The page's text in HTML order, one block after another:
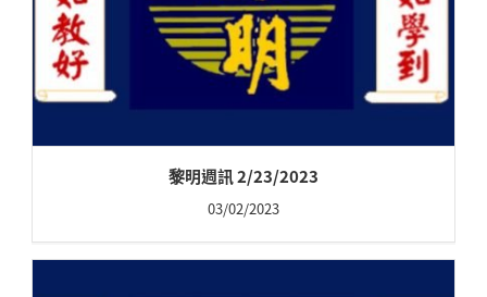
黎明週訊 2/23/2023
03/02/2023